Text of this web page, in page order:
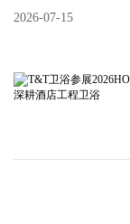
2026-07-15